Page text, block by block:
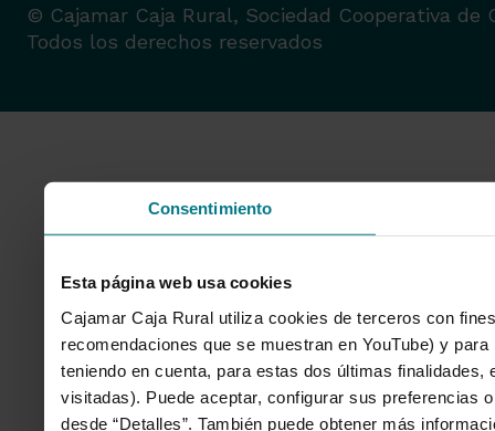
Consentimiento
Esta página web usa cookies
Cajamar Caja Rural utiliza cookies de terceros con
recomendaciones que se muestran en YouTube) y
teniendo en cuenta, para estas dos últimas
visitadas). Puede aceptar, configurar sus preferencias
desde “Detalles”. También puede obtener más
© Cajamar Caja Rural, Sociedad Cooperativa de
Todos los derechos reservados